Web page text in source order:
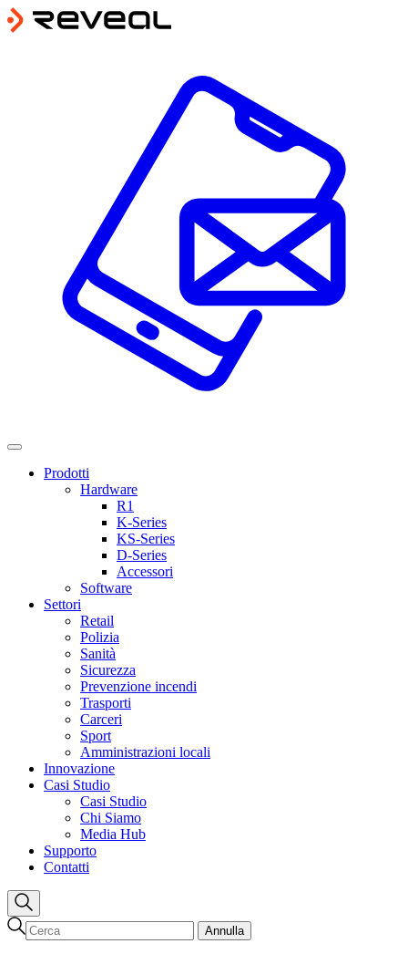
Prodotti
Hardware
R1
K-Series
KS-Series
D-Series
Accessori
Software
Settori
Retail
Polizia
Sanità
Sicurezza
Prevenzione incendi
Trasporti
Carceri
Sport
Amministrazioni locali
Innovazione
Casi Studio
Casi Studio
Chi Siamo
Media Hub
Supporto
Contatti
Annulla